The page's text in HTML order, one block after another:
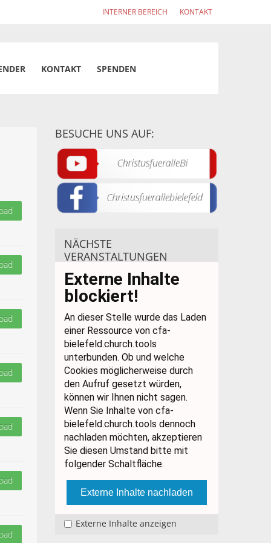
KONTAKT
INTERNER BEREICH
KONTAKT SPENDEN
BESUCHE UNS AUF:
NÄCHSTE
VERANSTALTUNGEN
Externe Inhalte anzeigen